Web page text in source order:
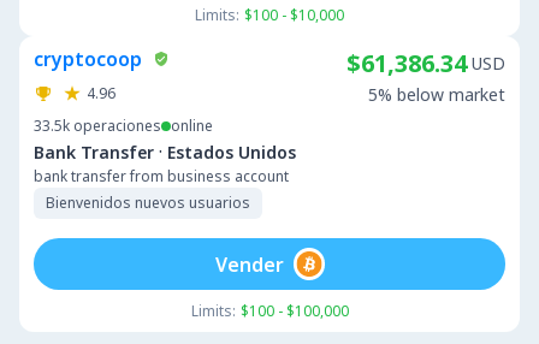
Limits: $100 - $10,000
cryptocoop
4.96
33.5k operaciones online
Bank Transfer · Estados Unidos
bank transfer from business account
Bienvenidos nuevos usuarios
$61,386.34 USD
5% below market
Limits: $100 - $100,000
Vender